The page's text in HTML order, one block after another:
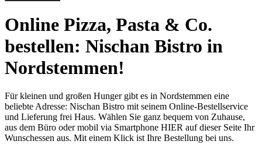
Online Pizza, Pasta & Co.
bestellen: Nischan Bistro in
Nordstemmen!
Für kleinen und großen Hunger gibt es in Nordstemmen eine
beliebte Adresse: Nischan Bistro mit seinem Online-Bestellservice
und Lieferung frei Haus. Wählen Sie ganz bequem von Zuhause,
aus dem Büro oder mobil via Smartphone HIER auf dieser Seite Ihr
Wunschessen aus. Mit einem Klick ist Ihre Bestellung bei uns.